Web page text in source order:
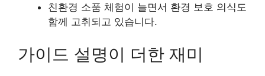
친환경 소품 체험이 늘면서 환경 보호 의식도
함께 고취되고 있습니다.
가이드 설명이 더한 재미